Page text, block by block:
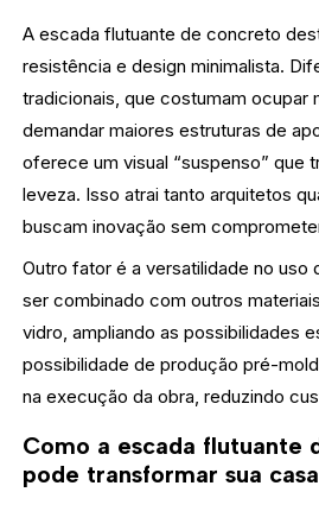
A escada flutuante de concreto
resistência e design minimalista.
tradicionais, que costumam ocupar
demandar maiores estruturas de
oferece um visual “suspenso” que
leveza. Isso atrai tanto arquitetos
buscam inovação sem
Outro fator é a versatilidade no
ser combinado com outros
vidro, ampliando as possibilidades
possibilidade de produção pré-
na execução da obra, reduzindo
Como a escada flutuante
pode transformar sua